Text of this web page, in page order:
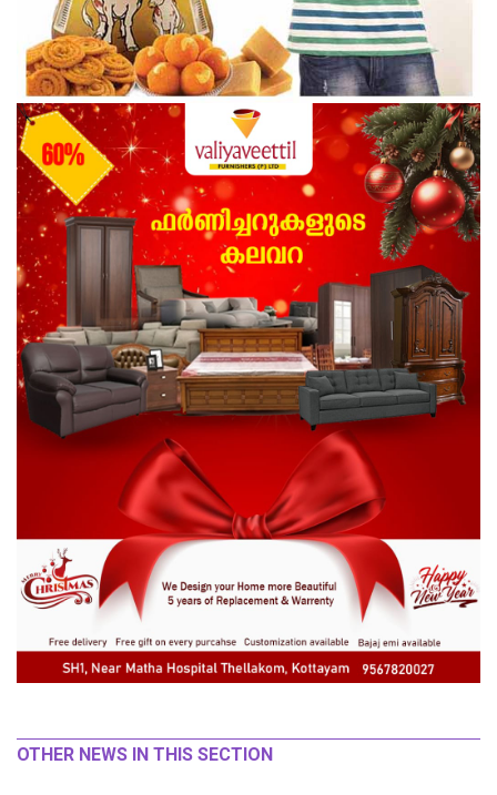
OTHER NEWS IN THIS SECTION